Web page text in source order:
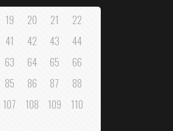
19 20 21
22
41 42 43
44
63 64 65
66
85 86 87
88
107 108 109
110